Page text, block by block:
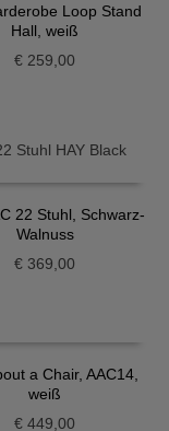
Loop Stand
Hall, weiß
€ 259,00
22 Stuhl, Schwarz-
Walnuss
€ 369,00
a Chair, AAC14,
weiß
€ 449,00